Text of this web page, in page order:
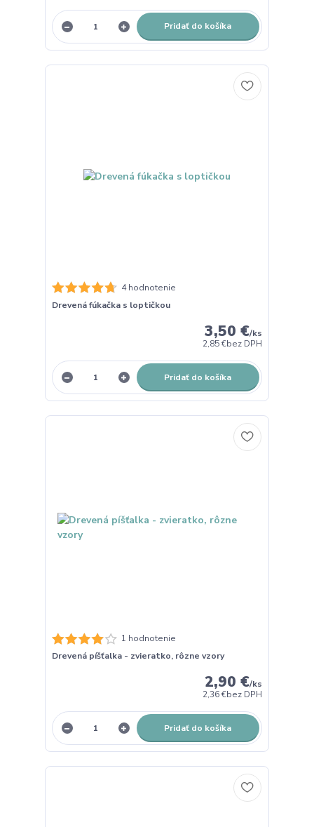
Pridať do košíka
4 hodnotenie
Drevená fúkačka s loptičkou
3,50 €/ks
2,85 €bez DPH
Pridať do košíka
1 hodnotenie
Drevená píšťalka - zvieratko, rôzne vzory
2,90 €/ks
2,36 €bez DPH
Pridať do košíka